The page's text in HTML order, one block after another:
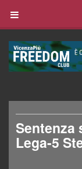
Sentenza
Lega-5